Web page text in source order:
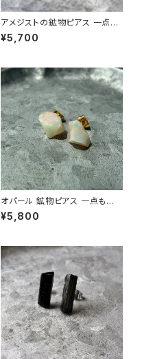
アメジストの鉱物ピアス 一点も
の 原石 天然石 金属アレルギー
対応 ハンドメイド アクセサリー
¥5,700
オパール 鉱物ピアス 一点もの
原石 天然石 金属アレルギー対
応 ハンドメイド アクセサリー パ
¥5,800